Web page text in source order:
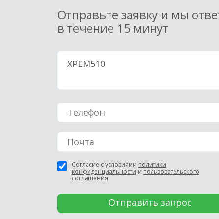
Отправьте заявку и мы
в течение 15 минут
Согласие с условиями политики
конфиденциальности и пользовательского
соглашения